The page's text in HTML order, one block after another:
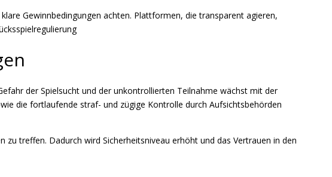
Gewinnbedingungen achten. Plattformen, die transparent agieren,
der Spielsucht und der unkontrollierten Teilnahme wächst mit der
die fortlaufende straf- und zügige Kontrolle durch Aufsichtsbehörden
treffen. Dadurch wird Sicherheitsniveau erhöht und das Vertrauen in den